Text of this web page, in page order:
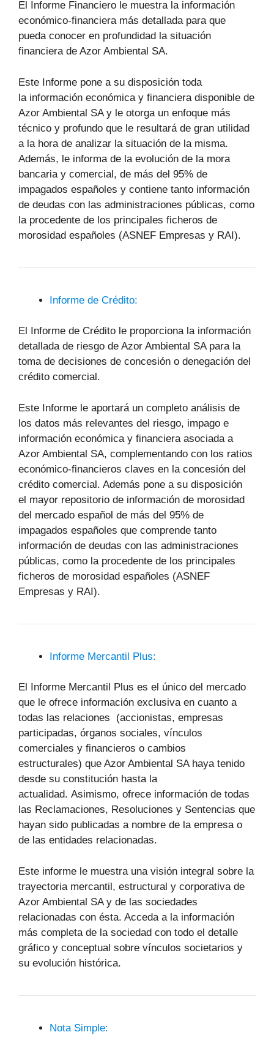
El Informe Financiero le muestra la información
económico-financiera más detallada para que
pueda conocer en profundidad la situación
financiera de Azor Ambiental SA.
Este Informe pone a su disposición toda
la información económica y financiera disponible de
Azor Ambiental SA y le otorga un enfoque más
técnico y profundo que le resultará de gran utilidad
a la hora de analizar la situación de la misma.
Además, le informa de la evolución de la mora
bancaria y comercial, de más del 95% de
impagados españoles y contiene tanto información
de deudas con las administraciones públicas, como
la procedente de los principales ficheros de
morosidad españoles (ASNEF Empresas y RAI).
Informe de Crédito:
El Informe de Crédito le proporciona la información
detallada de riesgo de Azor Ambiental SA para la
toma de decisiones de concesión o denegación del
crédito comercial.
Este Informe le aportará un completo análisis de
los datos más relevantes del riesgo, impago e
información económica y financiera asociada a
Azor Ambiental SA, complementando con los ratios
económico-financieros claves en la concesión del
crédito comercial. Además pone a su disposición
el mayor repositorio de información de morosidad
del mercado español de más del 95% de
impagados españoles que comprende tanto
información de deudas con las administraciones
públicas, como la procedente de los principales
ficheros de morosidad españoles (ASNEF
Empresas y RAI).
Informe Mercantil Plus:
El Informe Mercantil Plus es el único del mercado
que le ofrece información exclusiva en cuanto a
todas las relaciones (accionistas, empresas
participadas, órganos sociales, vínculos
comerciales y financieros o cambios
estructurales) que Azor Ambiental SA haya tenido
desde su constitución hasta la
actualidad. Asimismo, ofrece información de todas
las Reclamaciones, Resoluciones y Sentencias que
hayan sido publicadas a nombre de la empresa o
de las entidades relacionadas.
Este informe le muestra una visión integral sobre la
trayectoria mercantil, estructural y corporativa de
Azor Ambiental SA y de las sociedades
relacionadas con ésta. Acceda a la información
más completa de la sociedad con todo el detalle
gráfico y conceptual sobre vínculos societarios y
su evolución histórica.
Nota Simple: